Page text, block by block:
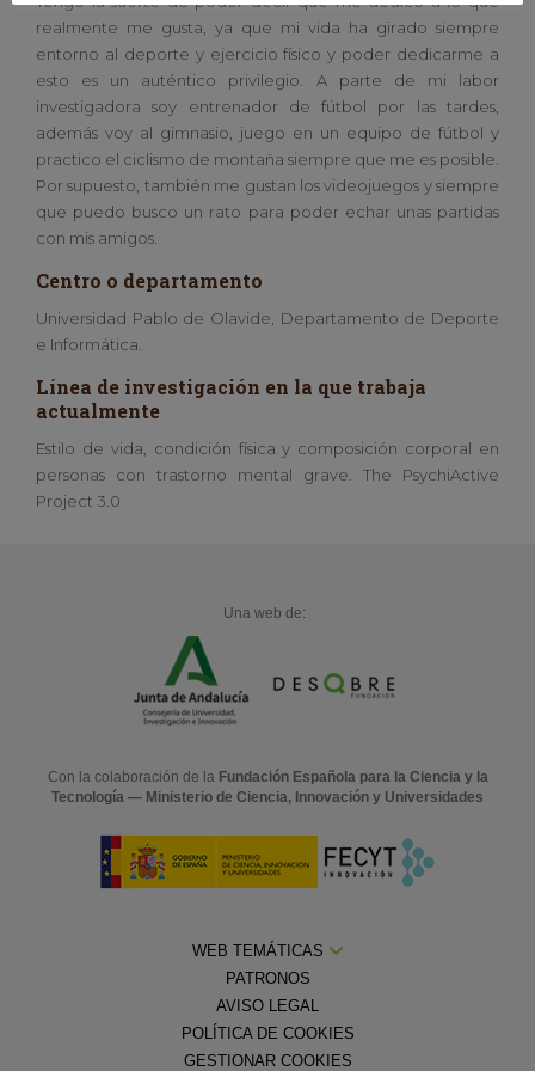
realmente me gusta, ya que mi vida ha girado siempre
entorno al deporte y ejercicio físico y poder dedicarme a
esto es un auténtico privilegio. A parte de mi labor
investigadora soy entrenador de fútbol por las tardes,
además voy al gimnasio, juego en un equipo de fútbol y
practico el ciclismo de montaña siempre que me es posible.
Por supuesto, también me gustan los videojuegos y siempre
que puedo busco un rato para poder echar unas partidas
con mis amigos.
Centro o departamento
Universidad Pablo de Olavide, Departamento de Deporte
e Informática.
Línea de investigación en la que trabaja
actualmente
Estilo de vida, condición física y composición corporal en
personas con trastorno mental grave. The PsychiActive
Project 3.0
Una web de:
Con la colaboración de la Fundación Española para la Ciencia y la
Tecnología — Ministerio de Ciencia, Innovación y Universidades
WEB TEMÁTICAS
PATRONOS
AVISO LEGAL
POLÍTICA DE COOKIES
GESTIONAR COOKIES